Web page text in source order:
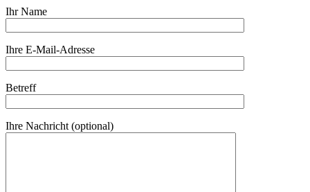
Ihr Name
Ihre E-Mail-Adresse
Betreff
Ihre Nachricht (optional)